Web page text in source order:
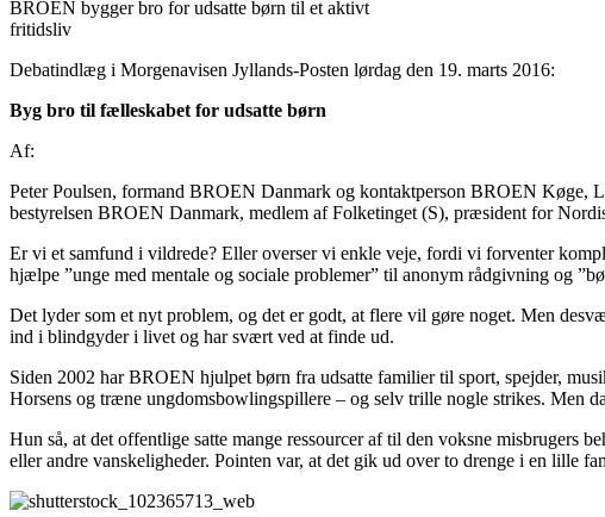
BROEN bygger bro for udsatte børn til et aktivt
fritidsliv
Debatindlæg i Morgenavisen Jyllands-Posten lørdag den 19. marts 2016:
Byg bro til fælleskabet for udsatte børn
Af:
Peter Poulsen, formand BROEN Danmark og kontaktperson BROEN
bestyrelsen BROEN Danmark, medlem af Folketinget (S), præsident for
Er vi et samfund i vildrede? Eller overser vi enkle veje, fordi vi forventer
hjælpe ”unge med mentale og sociale problemer” til anonym rådgivning og
Det lyder som et nyt problem, og det er godt, at flere vil gøre noget. Men
ind i blindgyder i livet og har svært ved at finde ud.
Siden 2002 har BROEN hjulpet børn fra udsatte familier til sport, spejder,
Horsens og træne ungdomsbowlingspillere – og selv trille nogle strikes. Men
Hun så, at det offentlige satte mange ressourcer af til den voksne misbrugers
eller andre vanskeligheder. Pointen var, at det gik ud over to drenge i en lille